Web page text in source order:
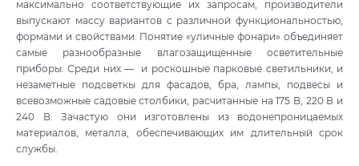
максимально соответствующие их запросам, производители
выпускают массу вариантов с различной функциональностью,
формами и свойствами. Понятие «уличные фонари» объединяет
самые разнообразные влагозащищенные осветительные
приборы. Среди них — и роскошные парковые светильники, и
незаметные подсветкы для фасадов, бра, лампы, подвесы и
всевозможные садовые столбики, расчитанные на 175 В, 220 В и
240 В. Зачастую они изготовлены из водонепроницаемых
материалов, металла, обеспечивающих им длительный срок
службы.